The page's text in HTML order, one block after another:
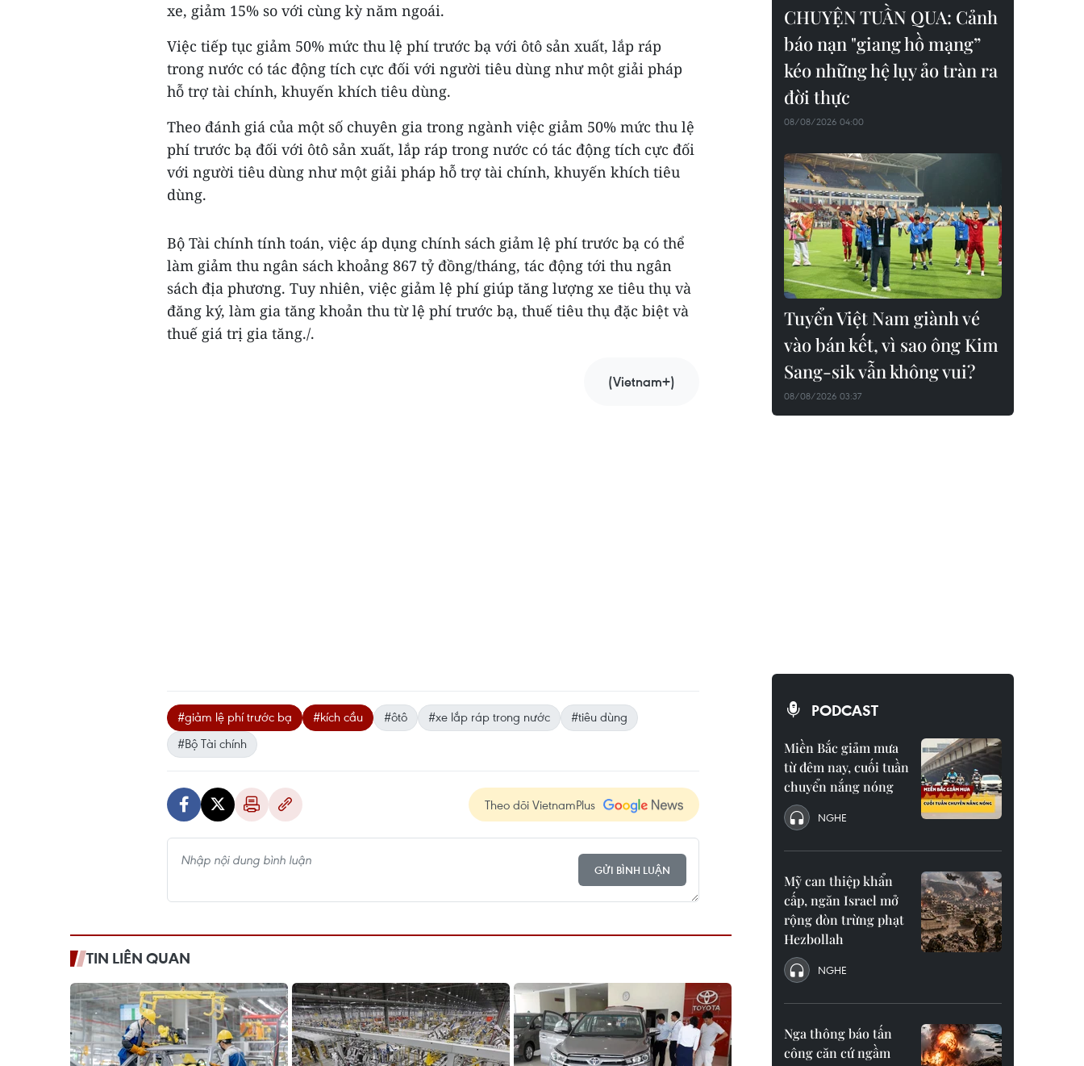
xe, giảm 15% so với cùng kỳ năm ngoái.
Việc tiếp tục giảm 50% mức thu lệ phí trước bạ với ôtô sản xuất, lắp ráp
trong nước có tác động tích cực đối với người tiêu dùng như một giải pháp
hỗ trợ tài chính, khuyến khích tiêu dùng.
Theo đánh giá của một số chuyên gia trong ngành việc giảm 50% mức thu lệ
phí trước bạ đối với ôtô sản xuất, lắp ráp trong nước có tác động tích cực đối
với người tiêu dùng như một giải pháp hỗ trợ tài chính, khuyến khích tiêu
dùng.
Bộ Tài chính tính toán, việc áp dụng chính sách giảm lệ phí trước bạ có thể
làm giảm thu ngân sách khoảng 867 tỷ đồng/tháng, tác động tới thu ngân
sách địa phương. Tuy nhiên, việc giảm lệ phí giúp tăng lượng xe tiêu thụ và
đăng ký, làm gia tăng khoản thu từ lệ phí trước bạ, thuế tiêu thụ đặc biệt và
thuế giá trị gia tăng./.
(Vietnam+)
#giảm lệ phí trước bạ #kích cầu #ôtô #xe lắp ráp trong nước
#tiêu dùng
#Bộ Tài chính
Theo dõi VietnamPlus
GỬI BÌNH LUẬN
TIN LIÊN QUAN
CHUYỆN TUẦN QUA: Cảnh
báo nạn "giang hồ mạng”
kéo những hệ lụy ảo tràn ra
đời thực
08/08/2026 04:00
Tuyển Việt Nam giành vé
vào bán kết, vì sao ông Kim
Sang-sik vẫn không vui?
08/08/2026 03:37
PODCAST
Miền Bắc giảm mưa
từ đêm nay, cuối tuần
chuyển nắng nóng
NGHE
Mỹ can thiệp khẩn
cấp, ngăn Israel mở
rộng đòn trừng phạt
Hezbollah
NGHE
Nga thông báo tấn
công căn cứ ngầm